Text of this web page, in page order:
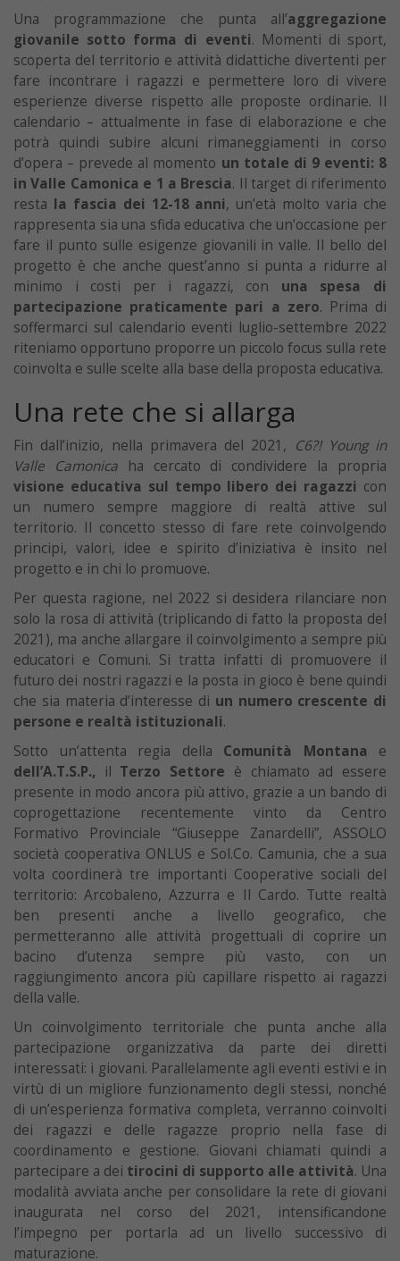
Una programmazione che punta all’aggregazione
giovanile sotto forma di eventi. Momenti di sport,
scoperta del territorio e attività didattiche divertenti per
fare incontrare i ragazzi e permettere loro di vivere
esperienze diverse rispetto alle proposte ordinarie. Il
calendario – attualmente in fase di elaborazione e che
potrà quindi subire alcuni rimaneggiamenti in corso
d’opera – prevede al momento un totale di 9 eventi: 8
in Valle Camonica e 1 a Brescia. Il target di riferimento
resta la fascia dei 12-18 anni, un’età molto varia che
rappresenta sia una sfida educativa che un’occasione per
fare il punto sulle esigenze giovanili in valle. Il bello del
progetto è che anche quest’anno si punta a ridurre al
minimo i costi per i ragazzi, con una spesa di
partecipazione praticamente pari a zero. Prima di
soffermarci sul calendario eventi luglio-settembre 2022
riteniamo opportuno proporre un piccolo focus sulla rete
coinvolta e sulle scelte alla base della proposta educativa.
Una rete che si allarga
Fin dall’inizio, nella primavera del 2021, C6?! Young in
Valle Camonicaha cercato di condividere la propria
visione educativa sul tempo libero dei ragazzi con
un numero sempre maggiore di realtà attive sul
territorio. Il concetto stesso di fare rete coinvolgendo
principi, valori, idee e spirito d’iniziativa è insito nel
progetto e in chi lo promuove.
Per questa ragione, nel 2022 si desidera rilanciare non
solo la rosa di attività (triplicando di fatto la proposta del
2021), ma anche allargare il coinvolgimento a sempre più
educatori e Comuni. Si tratta infatti di promuovere il
futuro dei nostri ragazzi e la posta in gioco è bene quindi
che sia materia d’interesse di un numero crescente di
persone e realtà istituzionali.
Sotto un’attenta regia della Comunità Montana e
dell’A.T.S.P., il Terzo Settore è chiamato ad essere
presente in modo ancora più attivo, grazie a un bando di
coprogettazione recentemente vinto da Centro
Formativo Provinciale “Giuseppe Zanardelli”, ASSOLO
società cooperativa ONLUS e Sol.Co. Camunia, che a sua
volta coordinerà tre importanti Cooperative sociali del
territorio: Arcobaleno, Azzurra e Il Cardo. Tutte realtà
ben presenti anche a livello geografico, che
permetteranno alle attività progettuali di coprire un
bacino d’utenza sempre più vasto, con un
raggiungimento ancora più capillare rispetto ai ragazzi
della valle.
Un coinvolgimento territoriale che punta anche alla
partecipazione organizzativa da parte dei diretti
interessati: i giovani. Parallelamente agli eventi estivi e in
virtù di un migliore funzionamento degli stessi, nonché
di un’esperienza formativa completa, verranno coinvolti
dei ragazzi e delle ragazze proprio nella fase di
coordinamento e gestione. Giovani chiamati quindi a
partecipare a dei tirocini di supporto alle attività. Una
modalità avviata anche per consolidare la rete di giovani
inaugurata nel corso del 2021, intensificandone
l’impegno per portarla ad un livello successivo di
maturazione.